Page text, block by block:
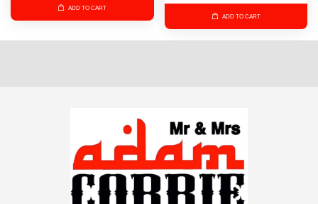
ADD TO CART
ADD TO CART